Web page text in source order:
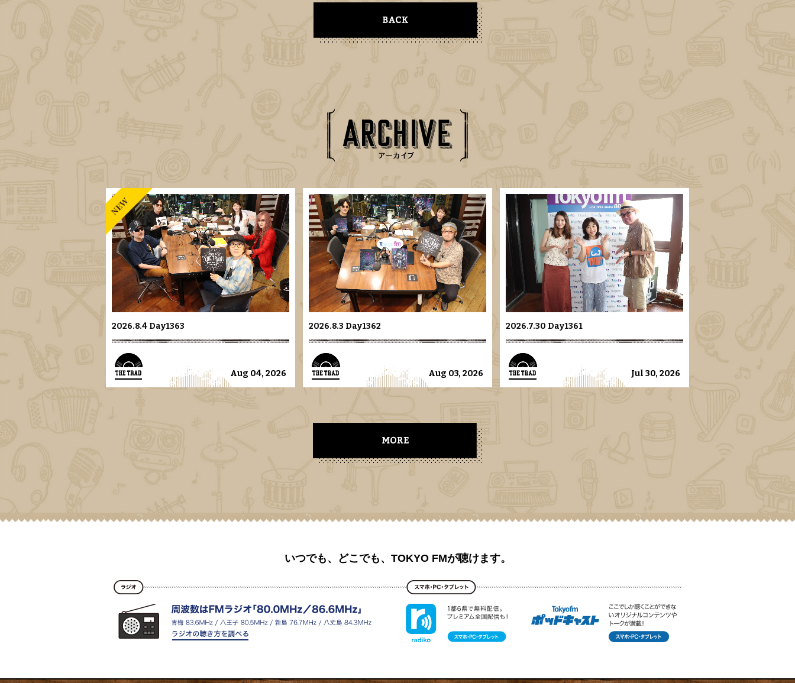
2026.8.4 Day1363
Aug 04, 2026
2026.8.3 Day1362
Aug 03, 2026
2026.7.30 Day1361
Jul 30, 2026
いつでも、どこでも、TOKYO FMが聴けます。